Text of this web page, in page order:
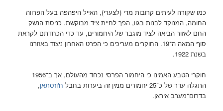
כמו שקורה לעיתים קרובות מדי (לצערי), האייל היפהפה בעל הפרווה
החומה, המנוקד לבנות בגוו, הפך לחיית ציד מבוקשת. כניסת הנשק
החם לאזור הביאה לציד מוגבר של היחמורים, עד כדי הכחדתם לקראת
סוף המאה ה־19. החוקרים מעריכים כי הפרט האחרון ניצוד באזורנו
בשנת 1922.
חוקרי הטבע האמינו כי היחמור הפרסי נכחד מהעולם, אך ב־1956
התגלה עדר של כ־25 יחמורים ממין זה ביערות בחבל
ח'וזסתאן,
בדרום־מערב איראן.